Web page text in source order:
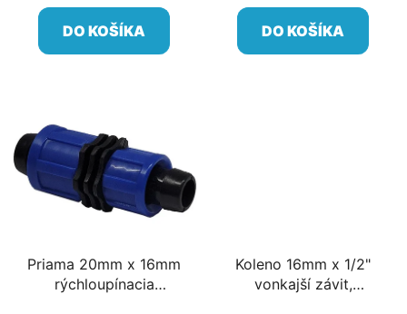
DO KOŠÍKA DO KOŠÍKA
Priama 20mm x 16mm
rýchloupínacia
Koleno 16mm x 1/2"
vonkajší závit,